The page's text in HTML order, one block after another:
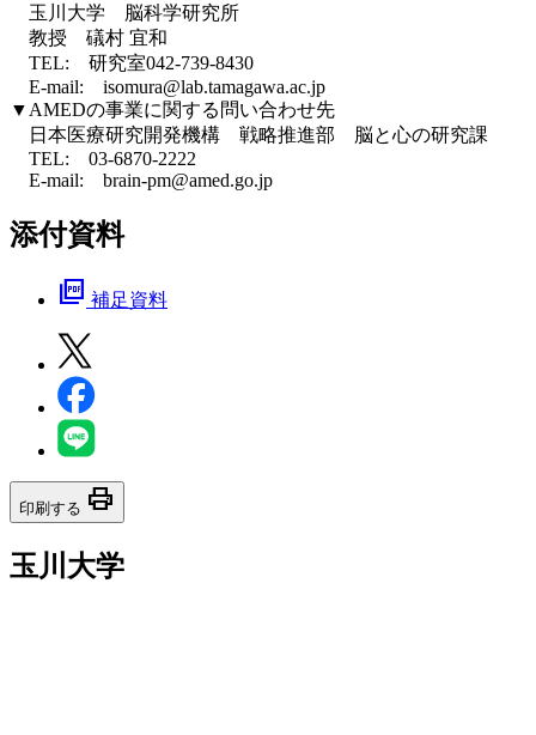
玉川大学 脳科学研究所
教授 礒村 宜和
TEL: 研究室042-739-8430
E-mail: isomura@lab.tamagawa.ac.jp
▼AMEDの事業に関する問い合わせ先
日本医療研究開発機構 戦略推進部 脳と心の研究課
TEL: 03-6870-2222
E-mail: brain-pm@amed.go.jp
添付資料
picture_as_pdf 補足資料
印刷する print
玉川大学